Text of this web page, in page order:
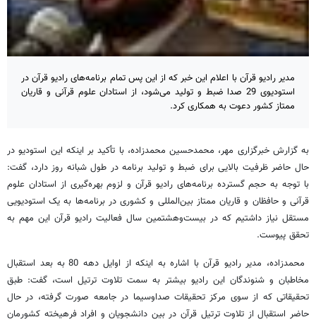
مدیر رادیو قرآن با اعلام این خبر که از این پس تمام برنامه‌های رادیو قرآن در
استودیوی 29 صدا ضبط و تولید می‌شود، از استادان علوم قرآنی و قاریان
ممتاز کشور دعوت به همکاری کرد.
به گزارش خبرگزاری مهر، محمدحسین محمدزاده، با تأکید بر اینکه این استودیو در
حال حاضر ظرفیت بالایی برای ضبط و تولید برنامه در طول شبانه روز دارد، گفت:
با توجه به حجم گسترده برنامه‌های رادیو قرآن و لزوم بهره‌گیری از استادان علوم
قرآنی و حافظان و قاریان ممتاز بین‌المللی و کشوری در برنامه‌ها به یک استودیویی
مستقل نیاز داشتیم که در بیست‌وهشتمین سال فعالیت رادیو قرآن این مهم به
تحقق پیوست.
محمدزاده، مدیر رادیو قرآن با اشاره به اینکه از اوایل دهه 80 به بعد استقبال
مخاطبان و شنوندگان این رادیو بیشتر به سمت تلاوت ترتیل است، گفت: طبق
تحقیقاتی که از سوی مرکز تحقیقات صداوسیما در جامعه صورت گرفته، در حال
حاضر استقبال از تلاوت ترتیل قرآن در بین دانشجویان و افراد فرهیخته کشورمان